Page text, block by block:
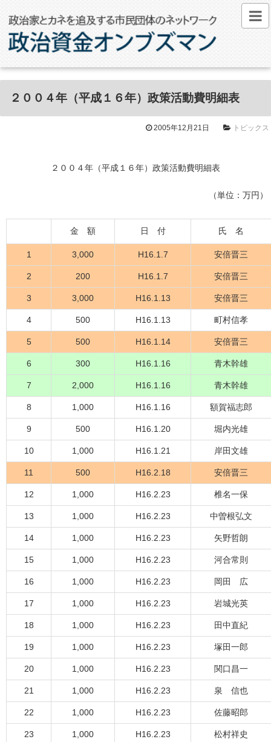
２００４年（平成１６年）政策活動費明細表
2005年12月21日 トピックス
２００４年（平成１６年）政策活動費明細表
（単位：万円）
金 額 日 付 氏 名
1 3,000 H16.1.7 安倍晋三
2 200 H16.1.7 安倍晋三
3 3,000 H16.1.13 安倍晋三
4 500 H16.1.13 町村信孝
5 500 H16.1.14 安倍晋三
6 300 H16.1.16 青木幹雄
7 2,000 H16.1.16 青木幹雄
8 1,000 H16.1.16 額賀福志郎
9 500 H16.1.20 堀内光雄
10 1,000 H16.1.21 岸田文雄
11 500 H16.2.18 安倍晋三
12 1,000 H16.2.23 椎名一保
13 1,000 H16.2.23 中曽根弘文
14 1,000 H16.2.23 矢野哲朗
15 1,000 H16.2.23 河合常則
16 1,000 H16.2.23 岡田 広
17 1,000 H16.2.23 岩城光英
18 1,000 H16.2.23 田中直紀
19 1,000 H16.2.23 塚田一郎
20 1,000 H16.2.23 関口昌一
21 1,000 H16.2.23 泉 信也
22 1,000 H16.2.23 佐藤昭郎
23 1,000 H16.2.23 松村祥史